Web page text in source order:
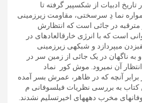
ادبيات از شکسپير گرفته تا
نما دِ سرسختی، مقاومت زيرزمينی
مترقبه در جائی است که انتظارش
است که با انرژی خارقالعادهای در
میپردازد و شبکهی زيرزمينی
و به ناگھان در يک جائی از زمين سر در
آن نمیرود. موش کور نماد
آنچه که در ظاھر، عمرش بسر آمده
به بررسی نظريات فيلسوفانی م
مخرب دھهھای اخيرتسليم نشدند.